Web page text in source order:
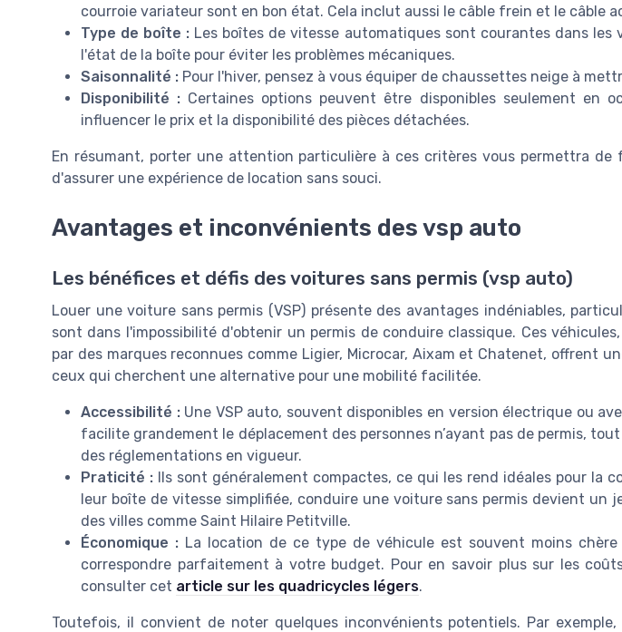
courroie variateur sont en bon état. Cela inclut aussi le câble frein et le câble
Type de boîte : Les boîtes de vitesse automatiques sont courantes dans les
l'état de la boîte pour éviter les problèmes mécaniques.
Saisonnalité : Pour l'hiver, pensez à vous équiper de chaussettes neige à
Disponibilité : Certaines options peuvent être disponibles seulement en
influencer le prix et la disponibilité des pièces détachées.
En résumant, porter une attention particulière à ces critères vous permettra de
d'assurer une expérience de location sans souci.
Avantages et inconvénients des vsp auto
Les bénéfices et défis des voitures sans permis (vsp auto)
Louer une voiture sans permis (VSP) présente des avantages indéniables,
sont dans l'impossibilité d'obtenir un permis de conduire classique. Ces
par des marques reconnues comme Ligier, Microcar, Aixam et Chatenet, offrent
ceux qui cherchent une alternative pour une mobilité facilitée.
Accessibilité :Une VSP auto, souvent disponibles en version électrique ou
facilite grandement le déplacement des personnes n’ayant pas de permis,
des réglementations en vigueur.
Praticité : Ils sont généralement compactes, ce qui les rend idéales pour la
leur boîte de vitesse simplifiée, conduire une voiture sans permis devient un
des villes comme Saint Hilaire Petitville.
Économique : La location de ce type de véhicule est souvent moins
correspondre parfaitement à votre budget. Pour en savoir plus sur les
consulter cet article sur les quadricycles légers.
Toutefois, il convient de noter quelques inconvénients potentiels. Par